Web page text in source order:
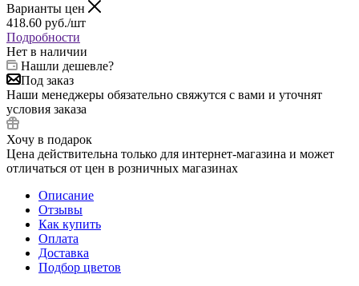
Варианты цен
418.60 руб./шт
Подробности
Нет в наличии
Нашли дешевле?
Под заказ
Наши менеджеры обязательно свяжутся с вами и уточнят
условия заказа
Хочу в подарок
Цена действительна только для интернет-магазина и может
отличаться от цен в розничных магазинах
Описание
Отзывы
Как купить
Оплата
Доставка
Подбор цветов